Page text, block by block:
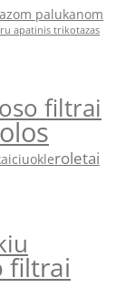
palukanom
apatinis trikotazas
filtrai
roletai
filtrai